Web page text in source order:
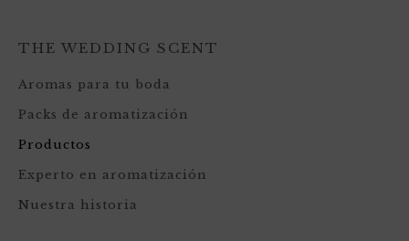
THE WEDDING SCENT
Aromas para tu boda
Packs de aromatización
Productos
Experto en aromatización
Nuestra historia